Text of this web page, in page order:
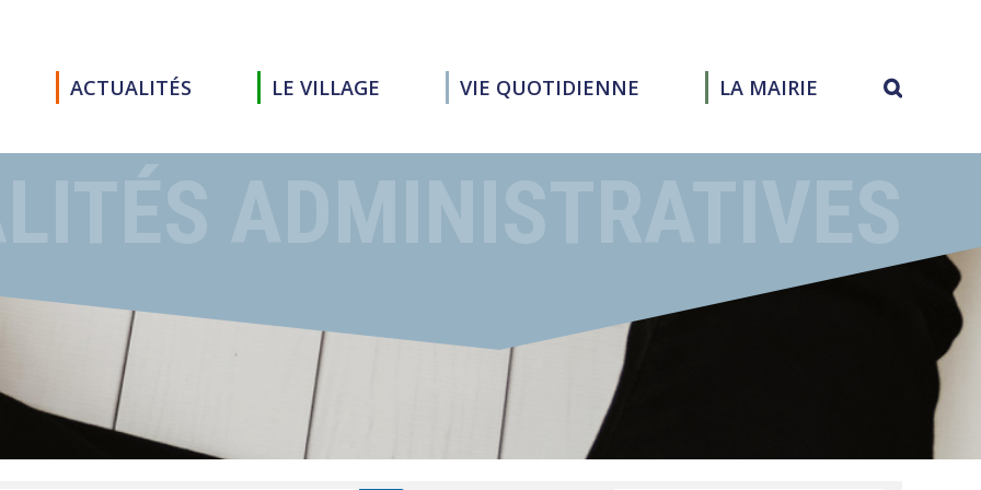
ACTUALITÉS LE VILLAGE VIE QUOTIDIENNE LA MAIRIE